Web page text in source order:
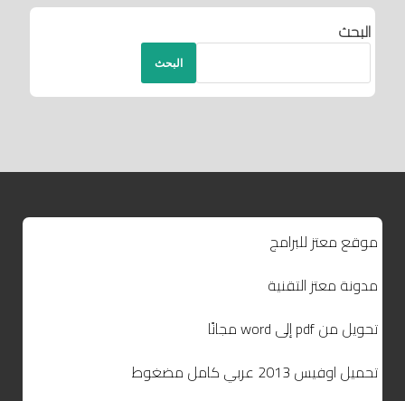
البحث
البحث
موقع معتز للبرامج
مدونة معتز التقنية
تحويل من pdf إلى word مجانًا
تحميل اوفيس 2013 عربي كامل مضغوط